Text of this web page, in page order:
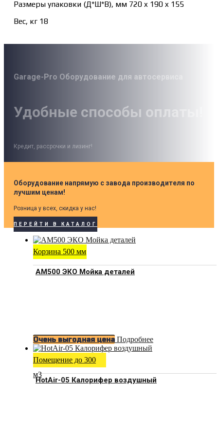
Размеры упаковки (Д*Ш*В), мм 720 x 190 x 155
Вес, кг 18
Garage-Pro Оборудование для автосервиса
Удобные способы оплаты!
Кредит, рассрочки и лизинг!
Оборудование напрямую с завода производителя по
лучшим ценам!
Розница у всех, скидка у нас!
ПЕРЕЙТИ В КАТАЛОГ
Корзина 500 мм
АМ500 ЭКО Мойка деталей
Очень выгодная цена Подробнее
Помещение до 300
м3
HotAir-05 Калорифер воздушный